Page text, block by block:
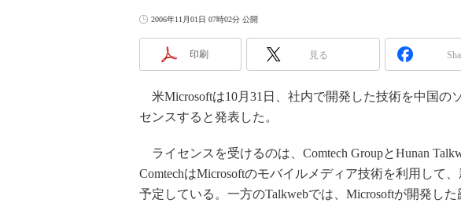
2006年11月01日 07時02分 公開
印刷 見る
米Microsoftは10月31日、社内で開発した技術を中国の
センスすると発表した。
ライセンスを受けるのは、Comtech GroupとHunan
ComtechはMicrosoftのモバイルメディア技術を利用して
予定している。一方のTalkwebでは、Microsoftが開発し